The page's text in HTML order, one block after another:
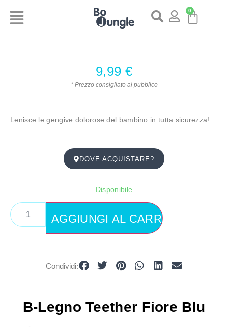
0
B-Legno Teether Fiore Blu
9,99 €
* Prezzo consigliato al pubblico
Lenisce le gengive dolorose del bambino in tutta sicurezza!
DOVE ACQUISTARE?
Disponibile
AGGIUNGI AL CARRELLO
Condividi: